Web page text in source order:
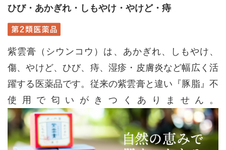
ひび・あかぎれ・しもやけ・やけど・痔
紫雲膏（シウンコウ）は、あかぎれ、しもやけ、
傷、やけど、ひび、痔、湿疹・皮膚炎など幅広く活
躍する医薬品です。従来の紫雲膏と違い『豚脂』不
使用で匂いがきつくありません。